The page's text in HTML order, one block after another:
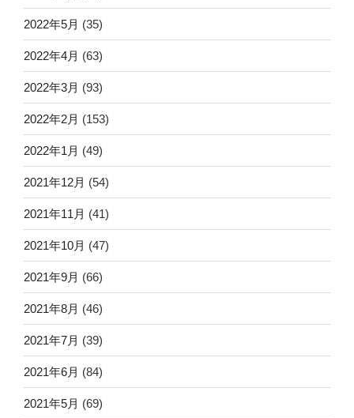
2022年5月 (35)
2022年4月 (63)
2022年3月 (93)
2022年2月 (153)
2022年1月 (49)
2021年12月 (54)
2021年11月 (41)
2021年10月 (47)
2021年9月 (66)
2021年8月 (46)
2021年7月 (39)
2021年6月 (84)
2021年5月 (69)